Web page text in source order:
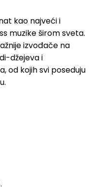
kao najveći i
muzike širom sveta.
izvođače na
džejeva i
od kojih svi poseduju